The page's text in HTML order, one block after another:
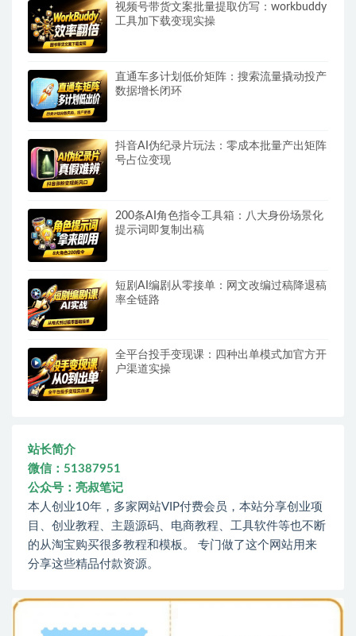
视频号带货文案批量提取仿写：workbuddy
工具加下载变现实操
直通车多计划低价矩阵：搜索流量撬动投产
数据增长闭环
抖音AI伪纪录片玩法：零成本批量产出矩阵
号占位变现
200条AI角色指令工具箱：八大身份场景化
提示词即复制出稿
短剧AI编剧从零接单：网文改编过稿降退稿
率全链路
全平台投手变现课：四种出单模式加官方开
户渠道实操
站长简介
微信：51387951
公众号：亮叔笔记
本人创业10年，多家网站VIP付费会员，本站分享创业项
目、创业教程、主题源码、电商教程、工具软件等也不断
的从淘宝购买很多教程和模板。 专门做了这个网站用来
分享这些精品付款资源。